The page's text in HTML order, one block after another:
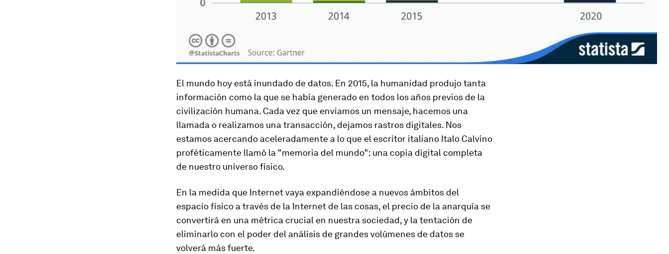
El mundo hoy está inundado de datos. En 2015, la humanidad produjo tanta
información como la que se había generado en todos los años previos de la
civilización humana. Cada vez que enviamos un mensaje, hacemos una
llamada o realizamos una transacción, dejamos rastros digitales. Nos
estamos acercando aceleradamente a lo que el escritor italiano Italo Calvino
proféticamente llamó la "memoria del mundo": una copia digital completa
de nuestro universo físico.
En la medida que Internet vaya expandiéndose a nuevos ámbitos del
espacio físico a través de la Internet de las cosas, el precio de la anarquía se
convertirá en una métrica crucial en nuestra sociedad, y la tentación de
eliminarlo con el poder del análisis de grandes volúmenes de datos se
volverá más fuerte.